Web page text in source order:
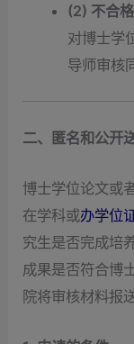
(2) 不合格
对博士学
导师审核
二、匿名和公开
博士学位论文或
在学科或办学位
究生是否完成培
成果是否符合博
院将审核材料报